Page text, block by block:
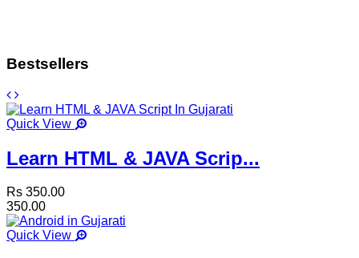
Bestsellers
Quick View
Learn HTML & JAVA Scrip...
Rs 350.00
350.00
Quick View